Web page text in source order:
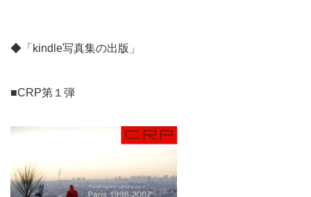
◆「kindle写真集の出版」
■CRP第１弾